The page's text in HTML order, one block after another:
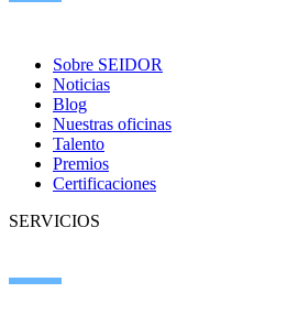
Sobre SEIDOR
Noticias
Blog
Nuestras oficinas
Talento
Premios
Certificaciones
SERVICIOS